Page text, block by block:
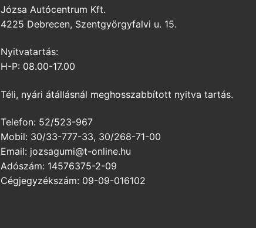
Józsa Autócentrum Kft.
4225 Debrecen, Szentgyörgyfalvi u. 15.
Nyitvatartás:
H-P: 08.00-17.00
Téli, nyári átállásnál meghosszabbított nyitva tartás.
Telefon: 52/523-967
Mobil: 30/33-777-33, 30/268-71-00
Email: jozsagumi@t-online.hu
Adószám: 14576375-2-09
Cégjegyzékszám: 09-09-016102